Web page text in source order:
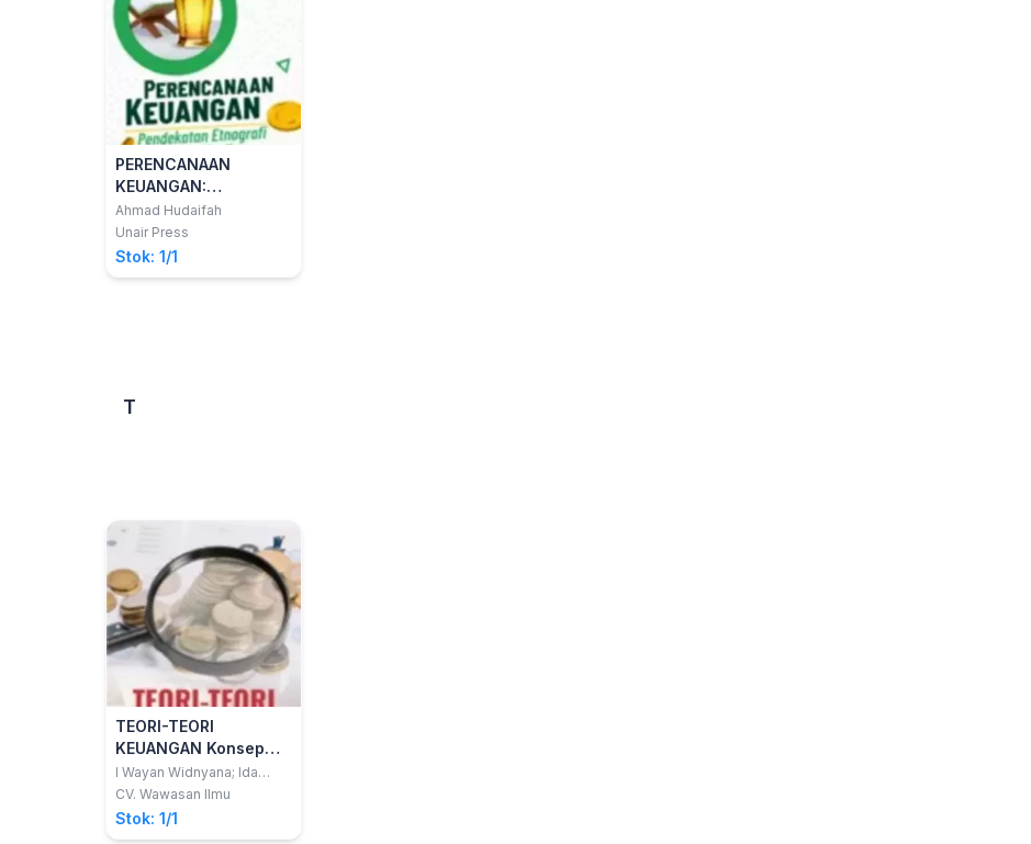
PERENCANAAN
KEUANGAN:
Pendekatan Etnografi
Keluarga Muslim
Ahmad Hudaifah
Unair Press
Stok: 1/1
T
TEORI-TEORI
KEUANGAN Konsep
dan Aplikasi Praktis
I Wayan Widnyana; Ida
Bagus Anom Purbawangsa
CV. Wawasan Ilmu
Stok: 1/1